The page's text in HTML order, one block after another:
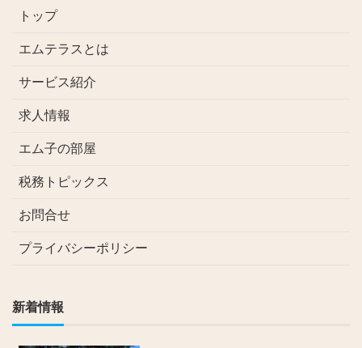
トップ
エムテラスとは
サービス紹介
求人情報
エム子の部屋
税務トピックス
お問合せ
プライバシーポリシー
新着情報